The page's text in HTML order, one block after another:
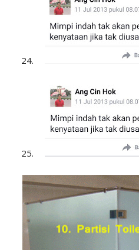
24.
25.